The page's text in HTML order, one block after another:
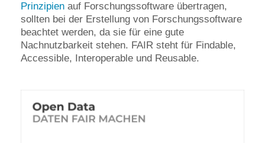
Prinzipien auf Forschungssoftware übertragen,
sollten bei der Erstellung von Forschungssoftware
beachtet werden, da sie für eine gute
Nachnutzbarkeit stehen. FAIR steht für Findable,
Accessible, Interoperable und Reusable.